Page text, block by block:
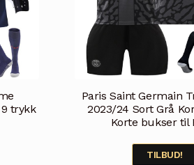
9 trykk
Paris Saint Germain
2023/24 Sort Grå
Korte bukser til
TILBUD!